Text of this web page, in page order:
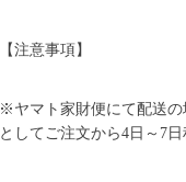
【注意事項】
※ヤマト家財便にて配送
としてご注文から4日～7日